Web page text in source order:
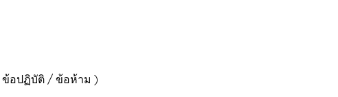
วกับการตามหนี้
อปฏิบัติ / ข้อห้าม )